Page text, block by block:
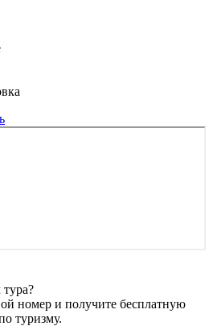
номер и получите бесплатную
туризму.